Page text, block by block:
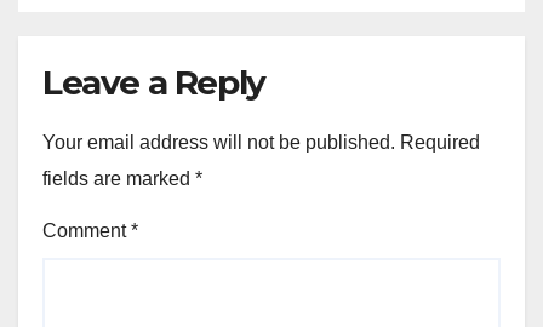
Leave a Reply
Your email address will not be published. Required
fields are marked *
Comment*